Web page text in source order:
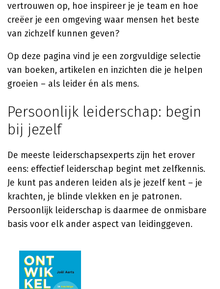
vertrouwen op, hoe inspireer je je team en hoe
creëer je een omgeving waar mensen het beste
van zichzelf kunnen geven?
Op deze pagina vind je een zorgvuldige selectie
van boeken, artikelen en inzichten die je helpen
groeien – als leider én als mens.
Persoonlijk leiderschap: begin
bij jezelf
De meeste leiderschapsexperts zijn het erover
eens: effectief leiderschap begint met zelfkennis.
Je kunt pas anderen leiden als je jezelf kent – je
krachten, je blinde vlekken en je patronen.
Persoonlijk leiderschap is daarmee de onmisbare
basis voor elk ander aspect van leidinggeven.